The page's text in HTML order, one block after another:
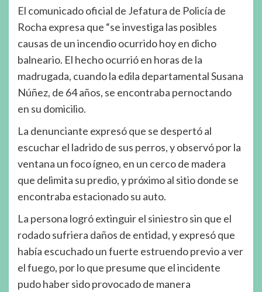
El comunicado oficial de Jefatura de Policía de
Rocha expresa que “se investiga las posibles
causas de un incendio ocurrido hoy en dicho
balneario. El hecho ocurrió en horas de la
madrugada, cuando la edila departamental Susana
Núñez, de 64 años, se encontraba pernoctando
en su domicilio.
La denunciante expresó que se despertó al
escuchar el ladrido de sus perros, y observó por la
ventana un foco ígneo, en un cerco de madera
que delimita su predio, y próximo al sitio donde se
encontraba estacionado su auto.
La persona logró extinguir el siniestro sin que el
rodado sufriera daños de entidad, y expresó que
había escuchado un fuerte estruendo previo a ver
el fuego, por lo que presume que el incidente
pudo haber sido provocado de manera